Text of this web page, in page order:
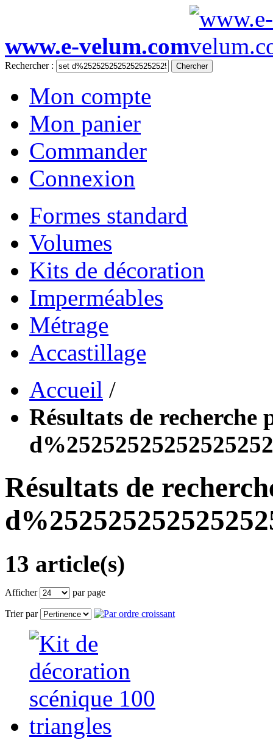
www.e-velum.com
Rechercher : Chercher
Mon compte
Mon panier
Commander
Connexion
Formes standard
Volumes
Kits de décoration
Imperméables
Métrage
Accastillage
Accueil /
Résultats de recherche
Résultats de
13 article(s)
Afficher par page
Trier par